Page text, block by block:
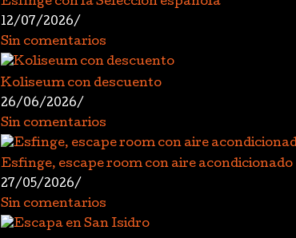
Esfinge con la Selección española
12/07/2026/
Sin comentarios
Koliseum con descuento
26/06/2026/
Sin comentarios
Esfinge, escape room con aire acondicionado
27/05/2026/
Sin comentarios